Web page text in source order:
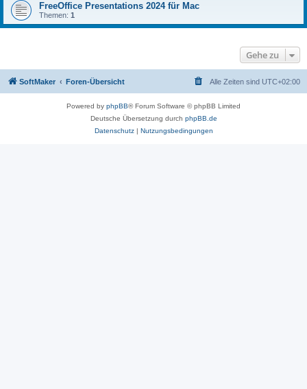
FreeOffice Presentations 2024 für Mac
Themen: 1
Gehe zu
SoftMaker Foren-Übersicht Alle Zeiten sind UTC+02:00
Powered by phpBB® Forum Software © phpBB Limited
Deutsche Übersetzung durch phpBB.de
Datenschutz| Nutzungsbedingungen